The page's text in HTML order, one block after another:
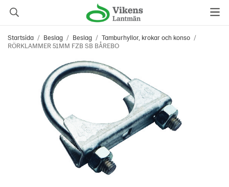
Startsida / Beslag / Beslag / Tamburhyllor, krokar och konso /
RÖRKLAMMER 51MM FZB SB BÅREBO